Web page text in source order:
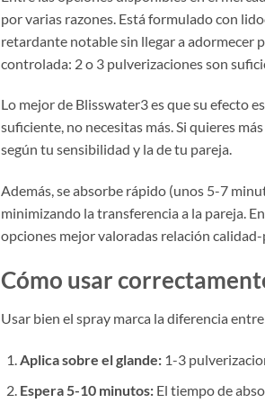
por varias razones. Está formulado con
retardante notable sin llegar a adormecer
controlada: 2 o 3 pulverizaciones son
Lo mejor de Blisswater3 es que su efecto
suficiente, no necesitas más. Si quieres
según tu sensibilidad y la de tu pareja.
Además, se absorbe rápido (unos 5-7
minimizando la transferencia a la pareja.
opciones mejor valoradas relación
Cómo usar
Usar bien el spray marca la diferencia
Aplica sobre el glande:1-3
Espera 5-10 minutos:El tiempo de